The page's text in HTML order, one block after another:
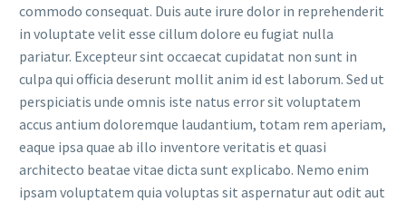
commodo consequat. Duis aute irure dolor in reprehenderit
in voluptate velit esse cillum dolore eu fugiat nulla
pariatur. Excepteur sint occaecat cupidatat non sunt in
culpa qui officia deserunt mollit anim id est laborum. Sed ut
perspiciatis unde omnis iste natus error sit voluptatem
accus antium doloremque laudantium, totam rem aperiam,
eaque ipsa quae ab illo inventore veritatis et quasi
architecto beatae vitae dicta sunt explicabo. Nemo enim
ipsam voluptatem quia voluptas sit aspernatur aut odit aut